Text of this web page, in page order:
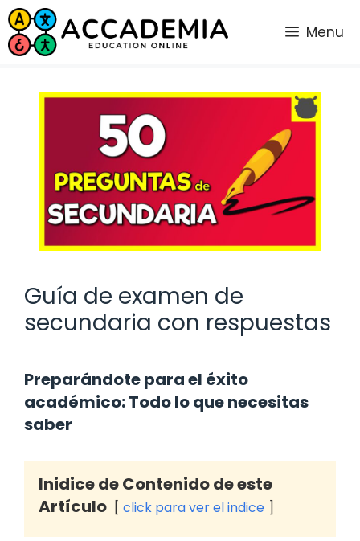
Saltar
al
contenido
Menu
Guía de examen de
secundaria con respuestas
Preparándote para el éxito
académico: Todo lo que necesitas
saber
Inidice de Contenido de este
Artículo
click para ver el indice